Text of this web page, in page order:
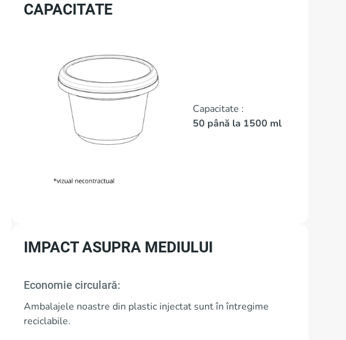
CAPACITATE
Capacitate :
50 până la 1500 ml
IMPACT ASUPRA MEDIULUI
Economie circulară:
Ambalajele noastre din plastic injectat sunt în întregime
reciclabile.